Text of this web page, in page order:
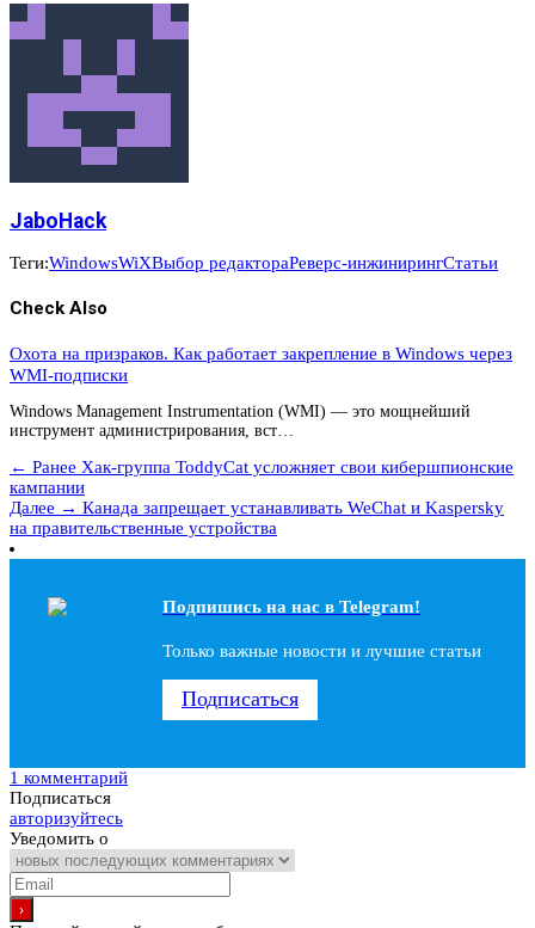
JaboHack
Теги:WindowsWiXВыбор редактораРеверс-инжинирингСтатьи
Check Also
Охота на призраков. Как работает закрепление в Windows через
WMI-подписки
Windows Management Instrumentation (WMI) — это мощнейший
инструмент администрирования, вст…
← Ранее Хак-группа ToddyCat усложняет свои кибершпионские
кампании
Далее → Канада запрещает устанавливать WeChat и Kaspersky
на правительственные устройства
Подпишись на наc в Telegram!
Только важные новости и лучшие статьи
Подписаться
1 комментарий
Подписаться
авторизуйтесь
Уведомить о